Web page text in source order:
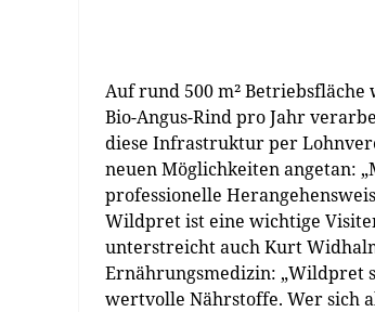
Auf rund 500 m²
Bio-Angus-Rind pro Jahr
diese Infrastruktur per
neuen Möglichkeiten angetan:
professionelle
Wildpret ist eine wichtige
unterstreicht auch Kurt
Ernährungsmedizin: „Wildpret
wertvolle Nährstoffe. Wer sich